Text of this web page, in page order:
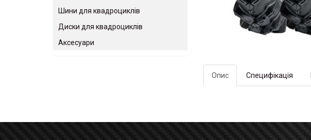
Шини для квадроциклів
Диски для квадроциклів
Аксесуари
Опис Специфікація